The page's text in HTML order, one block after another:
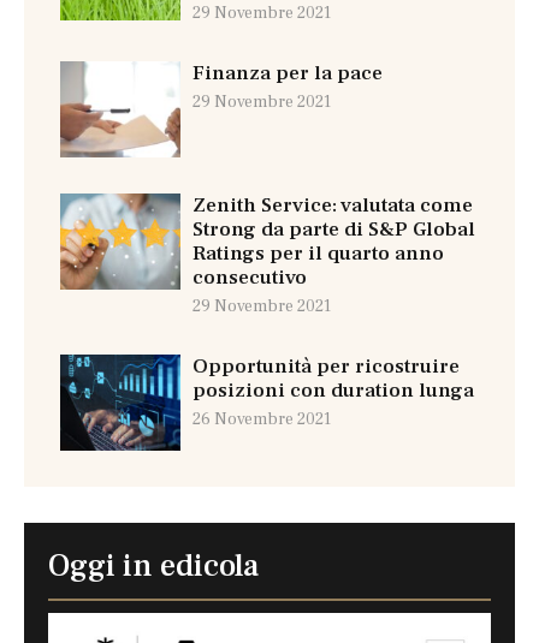
29 Novembre 2021
Finanza per la pace
29 Novembre 2021
Zenith Service: valutata come
Strong da parte di S&P Global
Ratings per il quarto anno
consecutivo
29 Novembre 2021
Opportunità per ricostruire
posizioni con duration lunga
26 Novembre 2021
Oggi in edicola